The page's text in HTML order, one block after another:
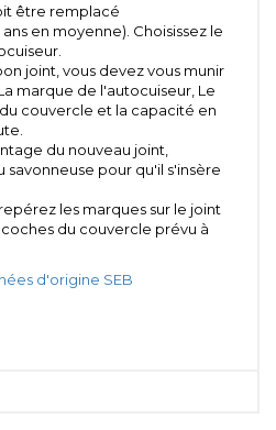
être remplacé
en moyenne). Choisissez le
joint, vous devez vous munir
marque de l'autocuiseur, Le
couvercle et la capacité en
du nouveau joint,
savonneuse pour qu'il s'insère
les marques sur le joint
du couvercle prévu à
d'origine SEB